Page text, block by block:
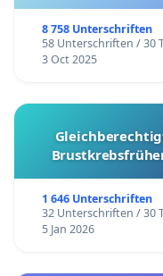
8 758 Unterschriften
58 Unterschriften / 30
3 Oct 2025
1 646 Unterschriften
32 Unterschriften / 30
5 Jan 2026